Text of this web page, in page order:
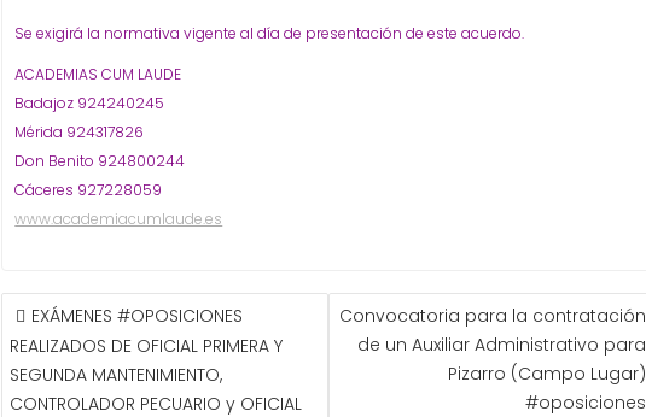
Se exigirá la normativa vigente al día de presentación de este acuerdo.
ACADEMIAS CUM LAUDE
Badajoz 924240245
Mérida 924317826
Don Benito 924800244
Cáceres 927228059
www.academiacumlaude.es
NAVEGACIÓN
DE
ENTRADAS
EXÁMENES #OPOSICIONES
REALIZADOS DE OFICIAL PRIMERA Y
SEGUNDA MANTENIMIENTO,
CONTROLADOR PECUARIO y OFICIAL
Convocatoria para la contratación
de un Auxiliar Administrativo para
Pizarro (Campo Lugar)
#oposiciones